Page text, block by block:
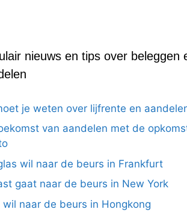
nieuws en tips over beleggen
je weten over lijfrente en
van aandelen met de
wil naar de beurs in Frankfurt
gaat naar de beurs in New York
wil naar de beurs in Hongkong